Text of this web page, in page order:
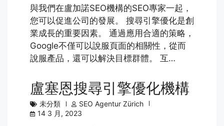
與我們在盧加諾SEO機構的SEO專家一起，
您可以促進公司的發展。 搜尋引擎優化是創
業成長的重要因素。 通過應用合適的策略，
Google不僅可以說服頁面的相關性，從而
說服產品，還可以解決目標群體。 互…
盧塞恩搜尋引擎優化機構
未分類
SEO Agentur Zürich
14 3 月, 2023